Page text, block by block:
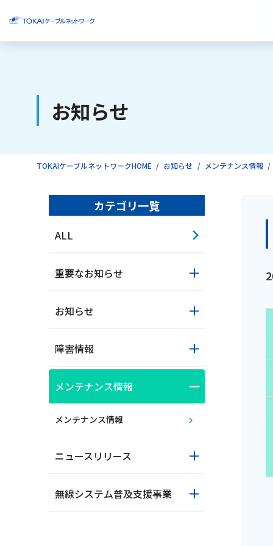
ご利用中のお客様
おトクな情報
お知らせ
TOKAIケーブルネットワークHOME お知らせ メンテナンス情報
カテゴリ一覧
ALL
重要なお知らせ
お知らせ
障害情報
メンテナンス情報
メンテナンス情報
ニュースリリース
無線システム普及支援事業